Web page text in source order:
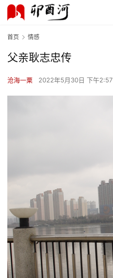
首页 情感
父亲耿志忠传
沧海一粟 2022年5月30日 下午2:57